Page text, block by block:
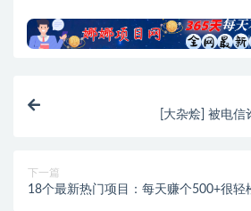
[大杂烩] 被电信
下一篇
18个最新热门项目：每天赚个500+很轻